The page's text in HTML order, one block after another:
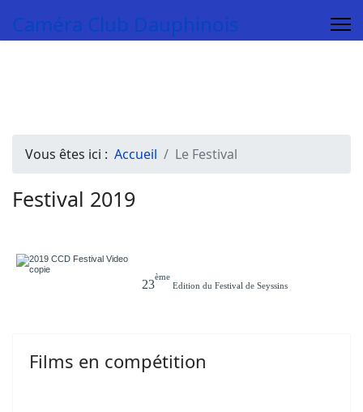
Caméra Club Dauphinois
Vous êtes ici : Accueil Le Festival
Festival 2019
23
ème
Edition du Festival de Seyssins
Films en compétition